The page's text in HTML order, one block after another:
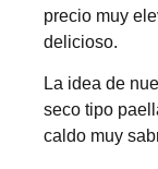
precio muy
delicioso.
La idea de
seco tipo
caldo muy